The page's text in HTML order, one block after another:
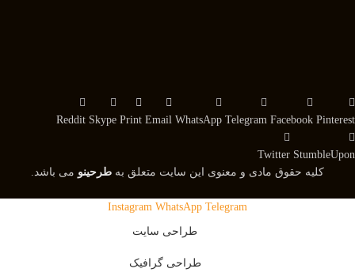
Pinterest
Facebook
Telegram
WhatsApp
Email
Print
Skype
Reddit
StumbleUpon
Twitter
کلیه حقوق مادی و معنوی این سایت متعلق به طرحینو می باشد.
Instagram WhatsApp Telegram
طراحی سایت
طراحی گرافیک